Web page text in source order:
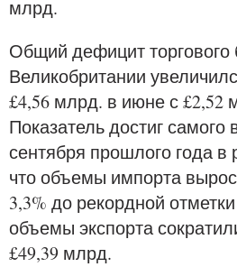
млрд.
Общий дефицит торгового
Великобритании
£4,56 млрд. в июне с £2,52
Показатель достиг самого
сентября прошлого года в
что объемы импорта
3,3% до рекордной
объемы экспорта
£49,39 млрд.